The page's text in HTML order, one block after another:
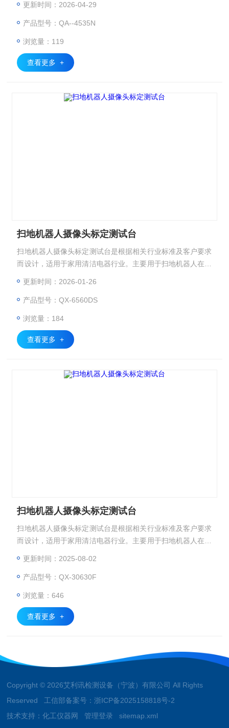
吸光布作围板，通过灯箱对图卡供电，由专用摄像头对比软件
更新时间：2026-04-29
产品型号：QA--4535N
浏览量：119
查看更多 +
扫地机器人摄像头标定测试台
扫地机器人摄像头标定测试台是根据相关行业标准及客户要求
而设计，适用于家用清洁电器行业。主要用于扫地机器人在标
更新时间：2026-01-26
产品型号：QX-6560DS
浏览量：184
查看更多 +
扫地机器人摄像头标定测试台
扫地机器人摄像头标定测试台是根据相关行业标准及客户要求
而设计，适用于家用清洁电器行业。主要用于扫地机器人在标
更新时间：2025-08-02
产品型号：QX-30630F
浏览量：646
查看更多 +
Copyright © 2026艾利讯检测设备（宁波）有限公司 All Rights
Reserved 工信部备案号：浙ICP备2025158818号-2
技术支持：化工仪器网 管理登录 sitemap.xml